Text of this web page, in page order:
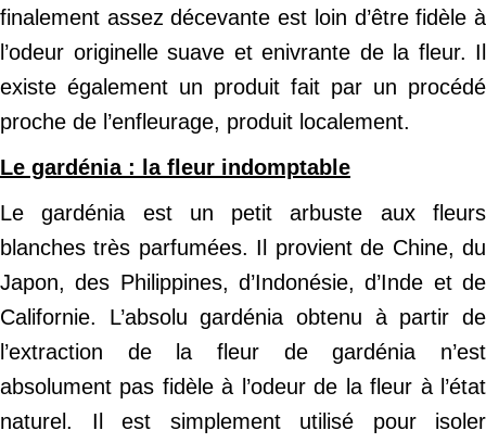
finalement assez décevante est loin d’être fidèle à
l’odeur originelle suave et enivrante de la fleur. Il
existe également un produit fait par un procédé
proche de l’enfleurage, produit localement.
Le gardénia : la fleur indomptable
Le gardénia est un petit arbuste aux fleurs
blanches très parfumées. Il provient de Chine, du
Japon, des Philippines, d’Indonésie, d’Inde et de
Californie. L’absolu gardénia obtenu à partir de
l’extraction de la fleur de gardénia n’est
absolument pas fidèle à l’odeur de la fleur à l’état
naturel. Il est simplement utilisé pour isoler